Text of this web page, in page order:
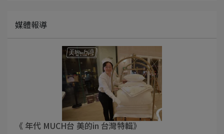
媒體報導
《 年代 MUCH台 美的in 台灣特輯》